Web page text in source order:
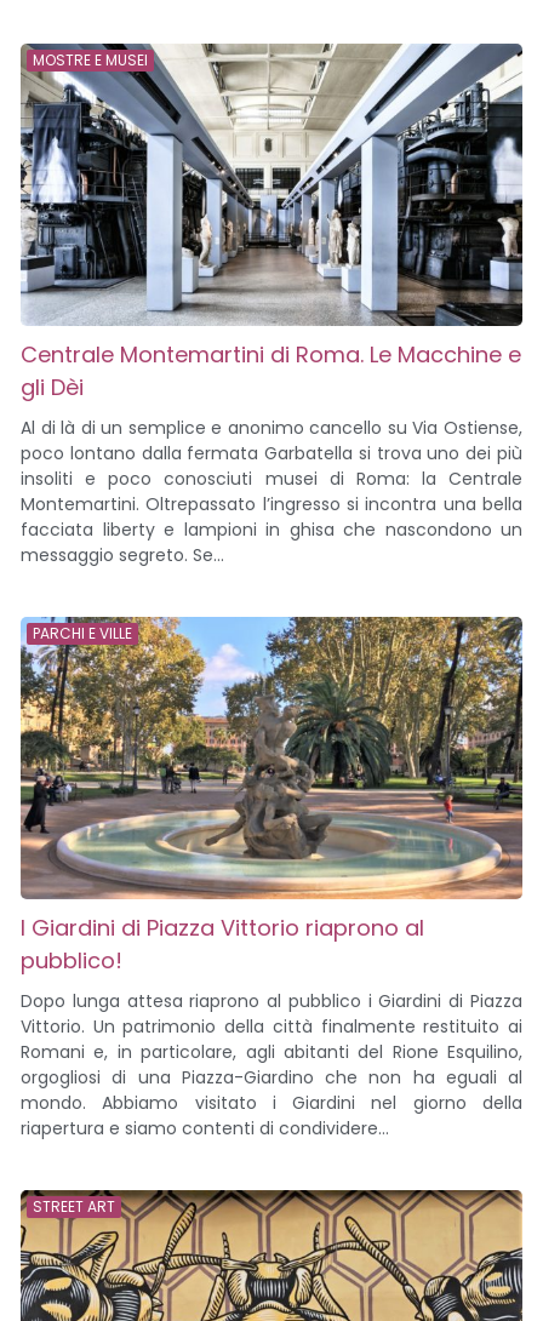
MOSTRE E MUSEI
Centrale Montemartini di Roma. Le Macchine e
gli Dèi
Al di là di un semplice e anonimo cancello su Via Ostiense,
poco lontano dalla fermata Garbatella si trova uno dei più
insoliti e poco conosciuti musei di Roma: la Centrale
Montemartini. Oltrepassato l’ingresso si incontra una bella
facciata liberty e lampioni in ghisa che nascondono un
messaggio segreto. Se...
PARCHI E VILLE
I Giardini di Piazza Vittorio riaprono al
pubblico!
Dopo lunga attesa riaprono al pubblico i Giardini di Piazza
Vittorio. Un patrimonio della città finalmente restituito ai
Romani e, in particolare, agli abitanti del Rione Esquilino,
orgogliosi di una Piazza-Giardino che non ha eguali al
mondo. Abbiamo visitato i Giardini nel giorno della
riapertura e siamo contenti di condividere...
STREET ART